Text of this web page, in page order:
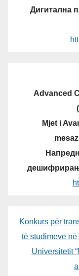
Дигитална
Advanced
Mjet i
Konkurs për
të studimeve
Universitetit